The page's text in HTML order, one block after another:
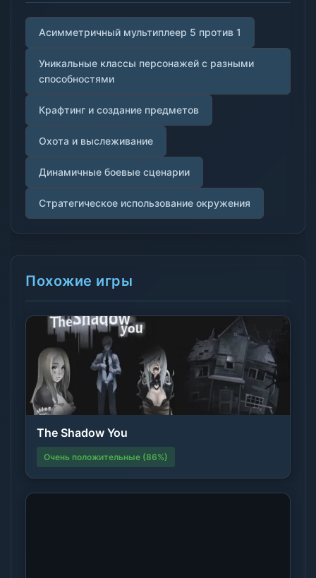
Асимметричный мультиплеер 5 против 1
Уникальные классы персонажей с разными
способностями
Крафтинг и создание предметов
Охота и выслеживание
Динамичные боевые сценарии
Стратегическое использование окружения
Похожие игры
The Shadow You
Очень положительные (86%)